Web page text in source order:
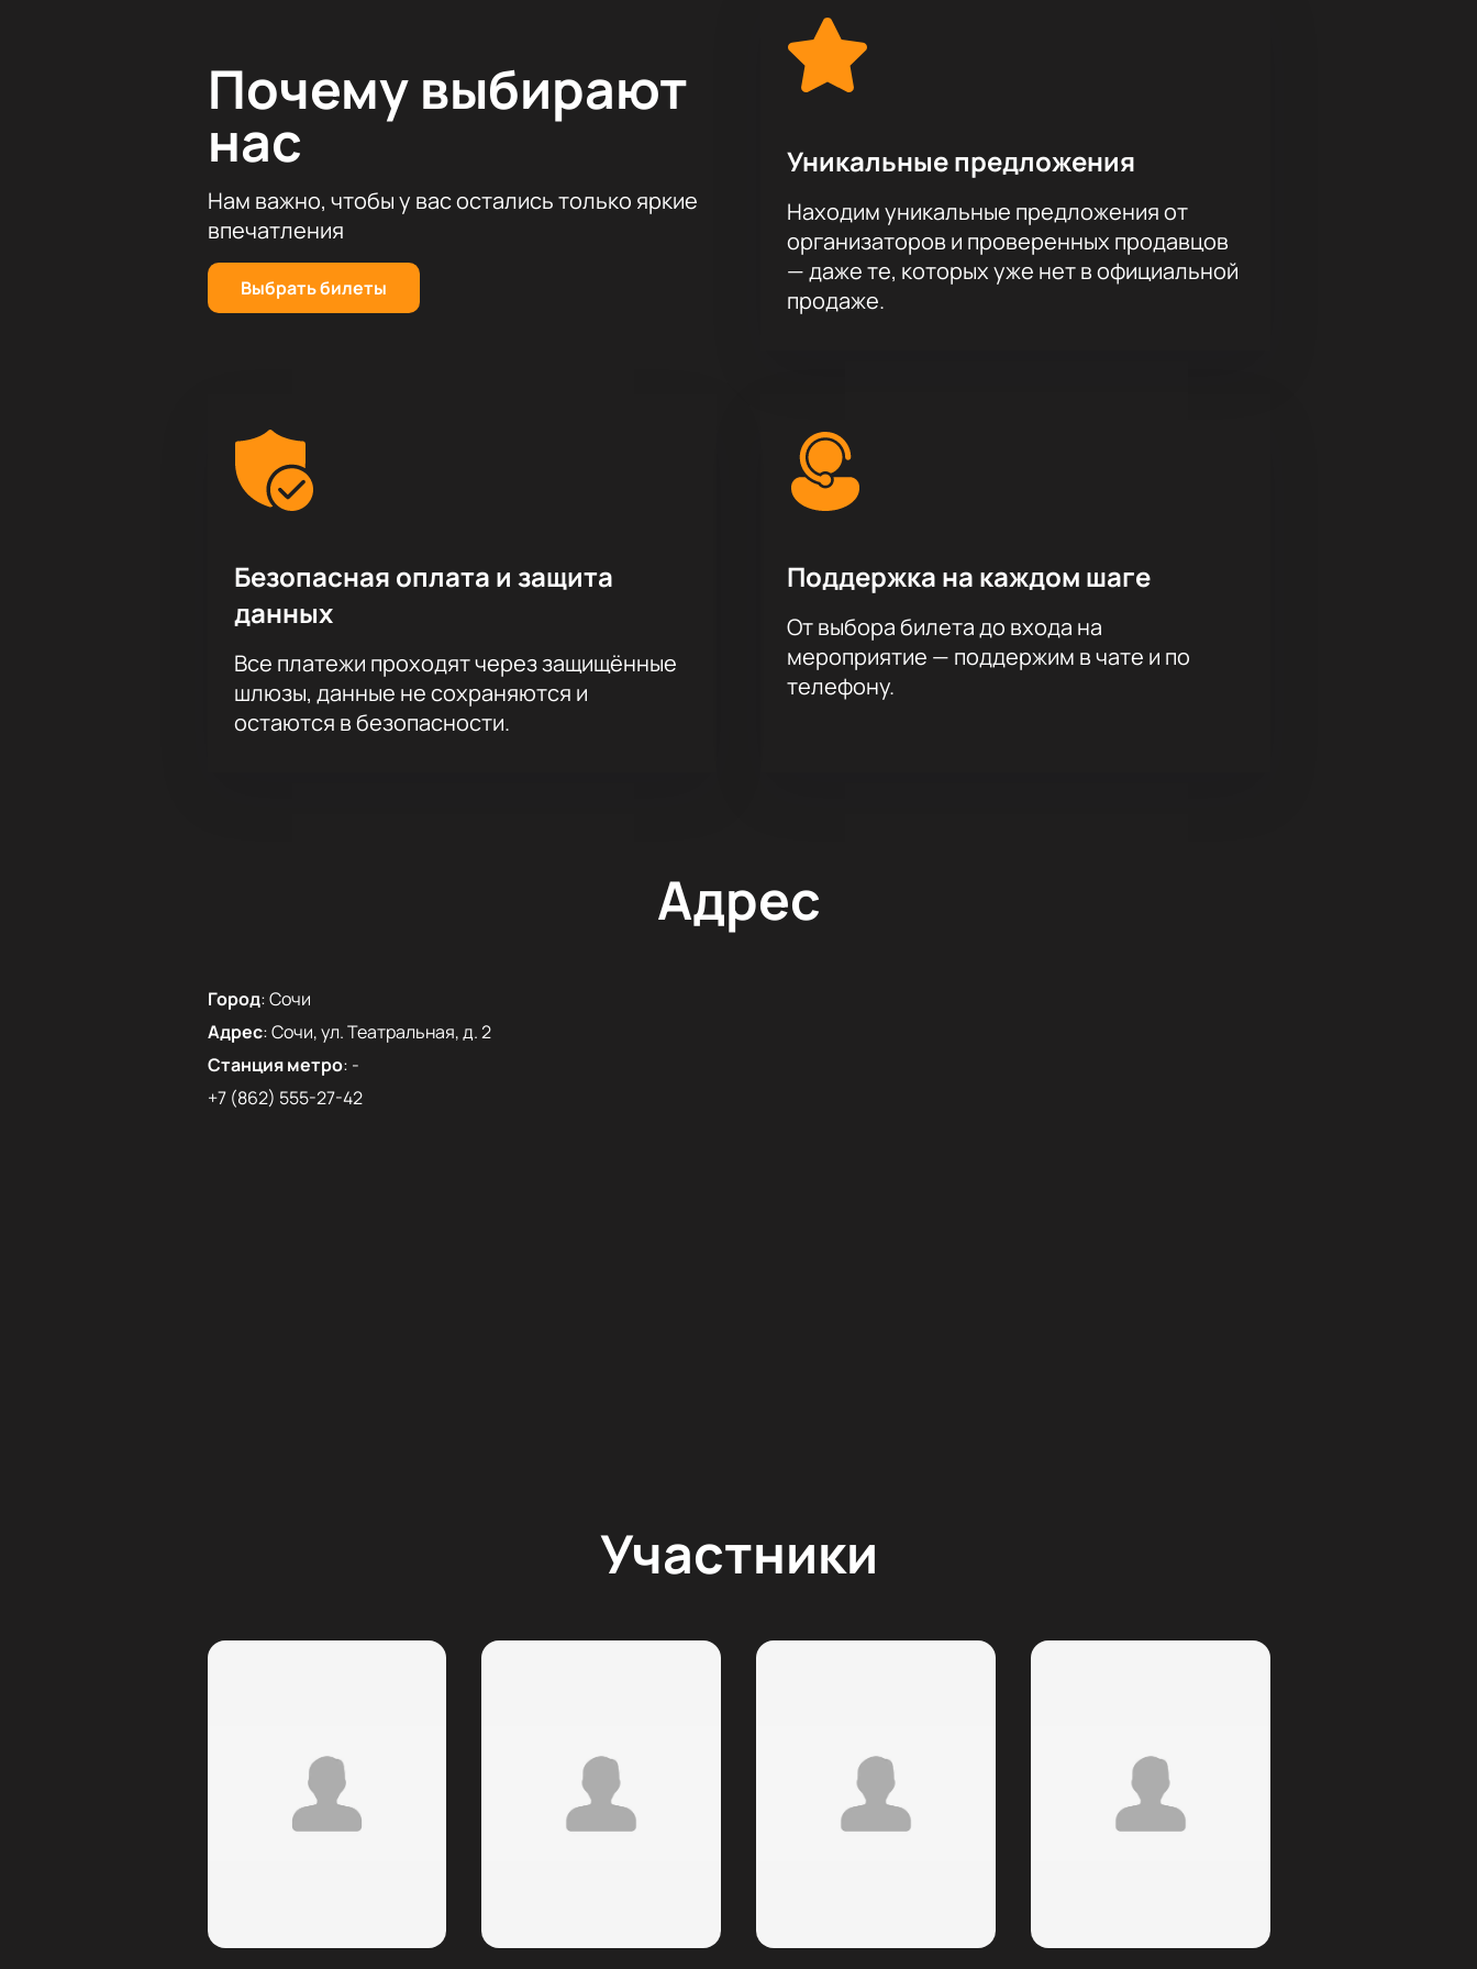
Почему выбирают
нас
Нам важно, чтобы у вас остались только яркие
впечатления
Выбрать билеты
Уникальные предложения
Находим уникальные предложения от
организаторов и проверенных продавцов
— даже те, которых уже нет в официальной
продаже.
Безопасная оплата и защита
данных
Все платежи проходят через защищённые
шлюзы, данные не сохраняются и
остаются в безопасности.
Поддержка на каждом шаге
От выбора билета до входа на
мероприятие — поддержим в чате и по
телефону.
Адрес
Город:Сочи
Адрес:Сочи, ул. Театральная, д. 2
Станция метро: -
+7 (862) 555-27-42
Участники